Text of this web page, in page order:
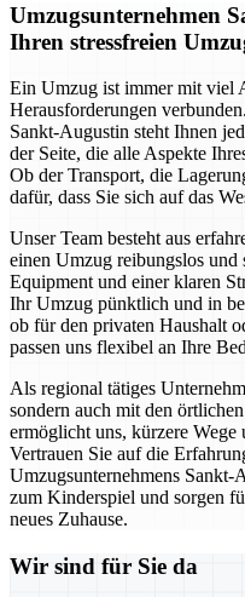
Umzugsunternehmen
Ihren stressfreien
Ein Umzug ist immer mit viel
Herausforderungen
Sankt-Augustin steht Ihnen
der Seite, die alle Aspekte
Ob der Transport, die
dafür, dass Sie sich auf das
Unser Team besteht aus
einen Umzug reibungslos und
Equipment und einer klaren
Ihr Umzug pünktlich und in
ob für den privaten Haushalt
passen uns flexibel an Ihre
Als regional tätiges
sondern auch mit den
ermöglicht uns, kürzere
Vertrauen Sie auf die
Umzugsunternehmens
zum Kinderspiel und sorgen
neues Zuhause.
Wir sind für Sie da